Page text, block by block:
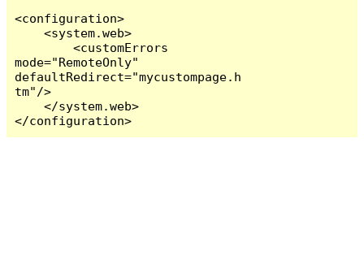
<configuration>
    <system.web>
        <customErrors
mode="RemoteOnly"
defaultRedirect="mycustompage.h
tm"/>
    </system.web>
</configuration>